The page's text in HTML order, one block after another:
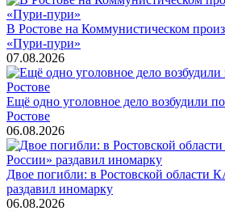
В Ростове на Коммунистическом
«Пури-пури»
07.08.2026
Ещё одно уголовное дело возбудили
Ростове
06.08.2026
Двое погибли: в Ростовской
раздавил иномарку
06.08.2026